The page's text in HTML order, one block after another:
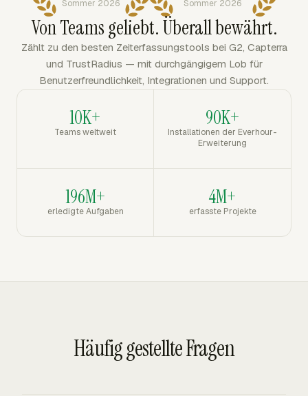
Sommer 2026
Sommer 2026
Von Teams geliebt. Überall bewährt.
Zählt zu den besten Zeiterfassungstools bei G2, Capterra
und TrustRadius — mit durchgängigem Lob für
Benutzerfreundlichkeit, Integrationen und Support.
10K+
Teams weltweit
90K+
Installationen der Everhour-
Erweiterung
196M+
erledigte Aufgaben
4M+
erfasste Projekte
Häufig gestellte Fragen